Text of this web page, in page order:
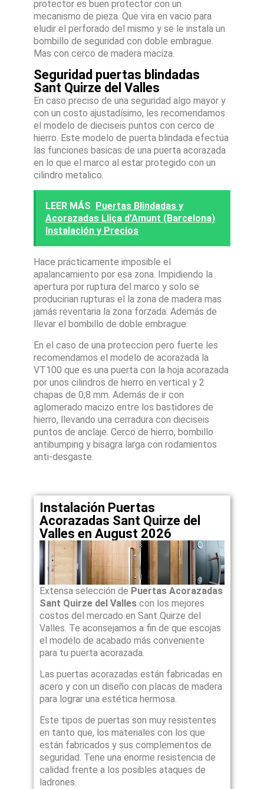
protector es buen protector con un
mecanismo de pieza. Que vira en vacio para
eludir el perforado del mismo y se le instala un
bombillo de seguridad con doble embrague.
Mas con cerco de madera maciza.
Seguridad puertas blindadas
Sant Quirze del Valles
En caso preciso de una seguridad algo mayor y
con un costo ajustadísimo, les recomendamos
el modelo de dieciseis puntos con cerco de
hierro. Este modelo de puerta blindada efectúa
las funciones basicas de una puerta acorazada
en lo que el marco al estar protegido con un
cilindro metalico.
LEER MÁS Puertas Blindadas y
Acorazadas Lliça d’Amunt (Barcelona)
Instalación y Precios
Hace prácticamente imposible el
apalancamiento por esa zona. Impidiendo la
apertura por ruptura del marco y solo se
producirian rupturas el la zona de madera mas
jamás reventaria la zona forzada. Además de
llevar el bombillo de doble embrague.
En el caso de una proteccion pero fuerte les
recomendamos el modelo de acorazada la
VT100 que es una puerta con la hoja acorazada
por unos cilindros de hierro en vertical y 2
chapas de 0,8 mm. Además de ir con
aglomerado macizo entre los bastidores de
hierro, llevando una cerradura con dieciseis
puntos de anclaje. Cerco de hierro, bombillo
antibumping y bisagra larga con rodamientos
anti-desgaste.
Instalación Puertas
Acorazadas Sant Quirze del
Valles en August 2026
Extensa selección de Puertas Acorazadas
Sant Quirze del Vallescon los mejores
costos del mercado en Sant Quirze del
Valles. Te aconsejamos a fin de que escojas
el modelo de acabado más conveniente
para tu puerta acorazada.
Las puertas acorazadas están fabricadas en
acero y con un diseño con placas de madera
para lograr una estética hermosa.
Este tipos de puertas son muy resistentes
en tanto que, los materiales con los que
están fabricados y sus complementos de
seguridad. Tene una enorme resistencia de
calidad frente a los posibles ataques de
ladrones.